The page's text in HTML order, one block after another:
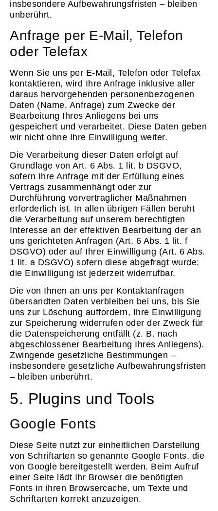
insbesondere Aufbewahrungsfristen – bleiben
unberührt.
Anfrage per E-Mail, Telefon
oder Telefax
Wenn Sie uns per E-Mail, Telefon oder Telefax
kontaktieren, wird Ihre Anfrage inklusive aller
daraus hervorgehenden personenbezogenen
Daten (Name, Anfrage) zum Zwecke der
Bearbeitung Ihres Anliegens bei uns
gespeichert und verarbeitet. Diese Daten geben
wir nicht ohne Ihre Einwilligung weiter.
Die Verarbeitung dieser Daten erfolgt auf
Grundlage von Art. 6 Abs. 1 lit. b DSGVO,
sofern Ihre Anfrage mit der Erfüllung eines
Vertrags zusammenhängt oder zur
Durchführung vorvertraglicher Maßnahmen
erforderlich ist. In allen übrigen Fällen beruht
die Verarbeitung auf unserem berechtigten
Interesse an der effektiven Bearbeitung der an
uns gerichteten Anfragen (Art. 6 Abs. 1 lit. f
DSGVO) oder auf Ihrer Einwilligung (Art. 6 Abs.
1 lit. a DSGVO) sofern diese abgefragt wurde;
die Einwilligung ist jederzeit widerrufbar.
Die von Ihnen an uns per Kontaktanfragen
übersandten Daten verbleiben bei uns, bis Sie
uns zur Löschung auffordern, Ihre Einwilligung
zur Speicherung widerrufen oder der Zweck für
die Datenspeicherung entfällt (z. B. nach
abgeschlossener Bearbeitung Ihres Anliegens).
Zwingende gesetzliche Bestimmungen –
insbesondere gesetzliche Aufbewahrungsfristen
– bleiben unberührt.
5. Plugins und Tools
Google Fonts
Diese Seite nutzt zur einheitlichen Darstellung
von Schriftarten so genannte Google Fonts, die
von Google bereitgestellt werden. Beim Aufruf
einer Seite lädt Ihr Browser die benötigten
Fonts in ihren Browsercache, um Texte und
Schriftarten korrekt anzuzeigen.